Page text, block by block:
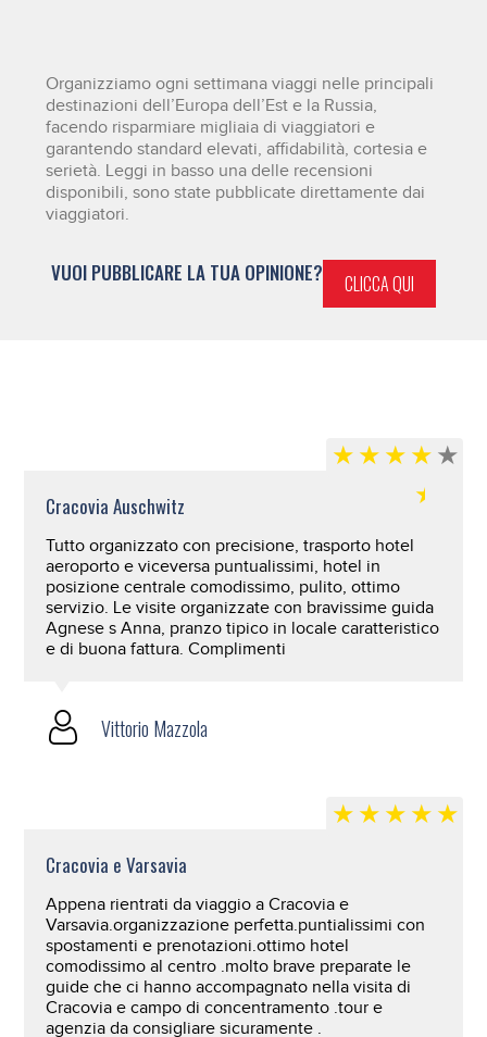
Organizziamo ogni settimana viaggi nelle principali
destinazioni dell’Europa dell’Est e la Russia,
facendo risparmiare migliaia di viaggiatori e
garantendo standard elevati, affidabilità, cortesia e
serietà. Leggi in basso una delle recensioni
disponibili, sono state pubblicate direttamente dai
viaggiatori.
VUOI PUBBLICARE LA TUA OPINIONE? CLICCA QUI
Cracovia Auschwitz
Tutto organizzato con precisione, trasporto hotel
aeroporto e viceversa puntualissimi, hotel in
posizione centrale comodissimo, pulito, ottimo
servizio. Le visite organizzate con bravissime guida
Agnese s Anna, pranzo tipico in locale caratteristico
e di buona fattura. Complimenti
Vittorio Mazzola
Cracovia e Varsavia
Appena rientrati da viaggio a Cracovia e
Varsavia.organizzazione perfetta.puntialissimi con
spostamenti e prenotazioni.ottimo hotel
comodissimo al centro .molto brave preparate le
guide che ci hanno accompagnato nella visita di
Cracovia e campo di concentramento .tour e
agenzia da consigliare sicuramente .